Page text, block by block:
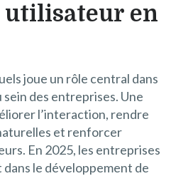
utilisateur en
joue un rôle central dans
des entreprises. Une
l’interaction, rendre
et renforcer
En 2025, les entreprises
le développement de